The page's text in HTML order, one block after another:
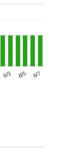
8/3 8/5 8/7